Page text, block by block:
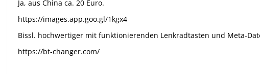
Ja, aus China ca. 20 Euro.
https://images.app.goo.gl/1kgx4
Bissl. hochwertiger mit funktionierenden Lenkradtasten und Meta-
https://bt-changer.com/